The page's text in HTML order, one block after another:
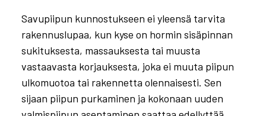
Savupiipun kunnostukseen ei yleensä tarvita
rakennuslupaa, kun kyse on hormin sisäpinnan
sukituksesta, massauksesta tai muusta
vastaavasta korjauksesta, joka ei muuta piipun
ulkomuotoa tai rakennetta olennaisesti. Sen
sijaan piipun purkaminen ja kokonaan uuden